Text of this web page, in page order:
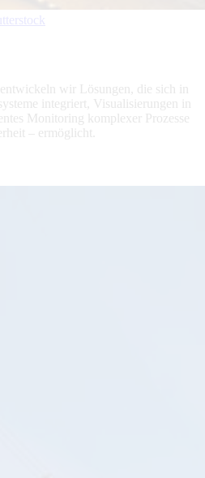
wir Lösungen, die sich in
integriert, Visualisierungen in
Monitoring komplexer Prozesse
– ermöglicht.